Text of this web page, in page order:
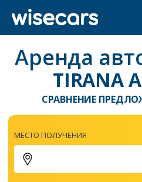
Аренда
TIRANA
СРАВНЕНИЕ
МЕСТО ПОЛУЧЕНИЯ